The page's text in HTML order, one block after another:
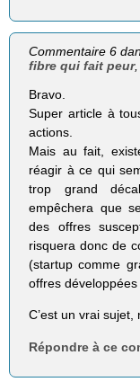
Commentaire 6
fibre qui fait peur
Bravo.
Super article à
actions.
Mais au fait,
réagir à ce qui
trop grand
empêchera que
des offres
risquera donc de
(startup comme
offres
C’est un vrai sujet,
Répondre à ce